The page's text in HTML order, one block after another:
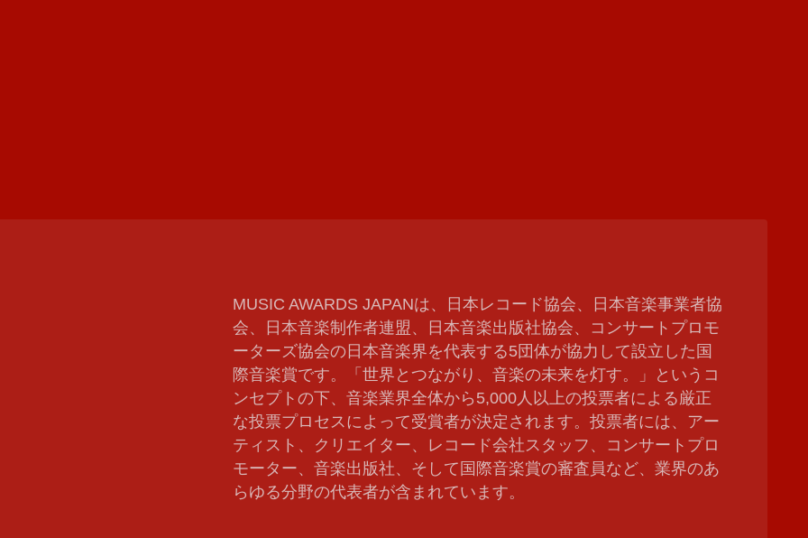
MUSIC AWARDS JAPANは、日本レコード協会、日本音楽事業者協
会、日本音楽制作者連盟、日本音楽出版社協会、コンサートプロモ
ーターズ協会の日本音楽界を代表する5団体が協力して設立した国
際音楽賞です。「世界とつながり、音楽の未来を灯す。」というコ
ンセプトの下、音楽業界全体から5,000人以上の投票者による厳正
な投票プロセスによって受賞者が決定されます。投票者には、アー
ティスト、クリエイター、レコード会社スタッフ、コンサートプロ
モーター、音楽出版社、そして国際音楽賞の審査員など、業界のあ
らゆる分野の代表者が含まれています。